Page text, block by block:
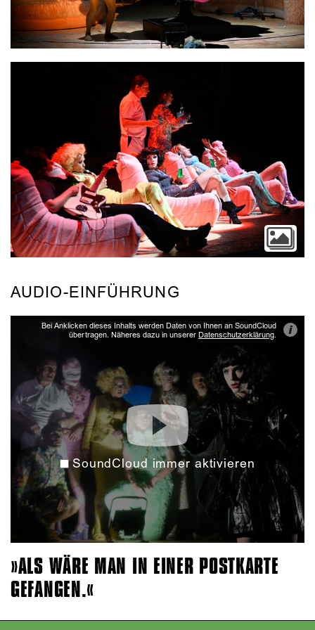
Video
AUDIO-EINFÜHRUNG
Bei Anklicken dieses Inhalts werden Daten von Ihnen an SoundCloud
übertragen. Näheres dazu in unserer Datenschutzerklärung. i
SoundCloud immer aktivieren
ALS WÄRE MAN IN EINER POSTKARTE
GEFANGEN.